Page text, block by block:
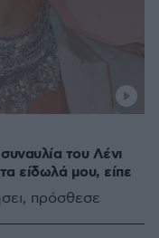
του Λένι
είδωλά μου, είπε
πρόσθεσε